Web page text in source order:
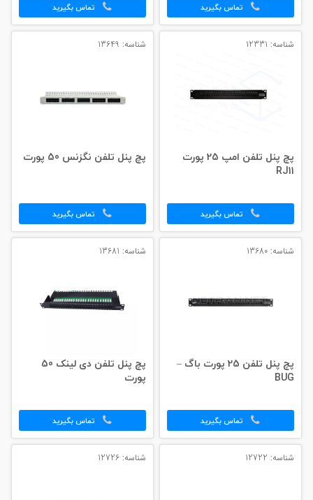
تماس بگیرید تماس بگیرید
شناسه: 12331
پچ پنل تلفن امپ 25 پورت
RJ11
تماس بگیرید
شناسه: 13649
پچ پنل تلفن نگزنس 50 پورت
تماس بگیرید
شناسه: 13680
پچ پنل تلفن 25 پورت باگ –
BUG
تماس بگیرید
شناسه: 13681
پچ پنل تلفن دی لینک 50
پورت
تماس بگیرید
شناسه: 12722 شناسه: 12726